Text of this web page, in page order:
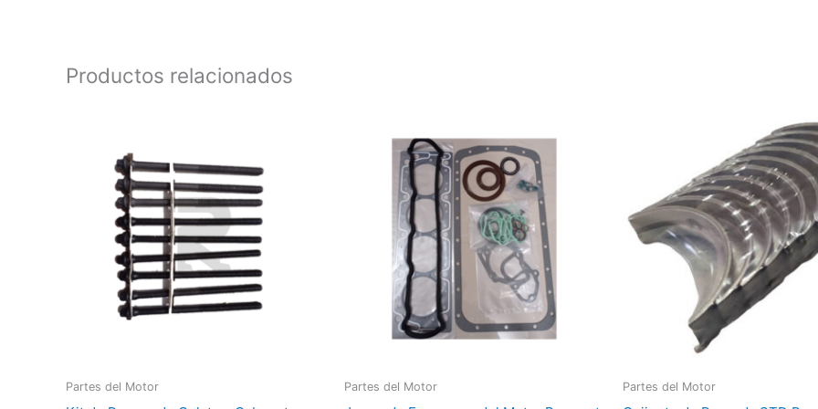
Productos relacionados
Partes del Motor Partes del Motor Partes del Motor
precios:
desde
$30.00
hasta
$56.00